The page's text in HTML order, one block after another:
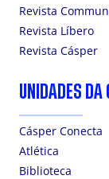
Revista
Revista Líbero
Revista Cásper
UNIDADES DA
Cásper Conecta
Atlética
Biblioteca